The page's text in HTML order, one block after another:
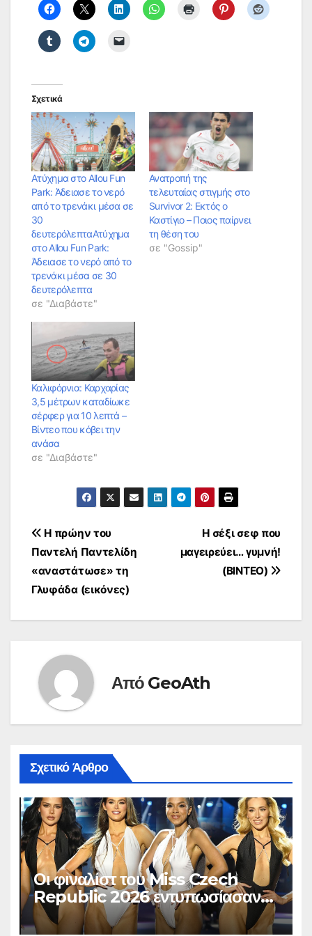
Σχετικά
Ατύχημα στο Allou Fun
Park: Άδειασε το νερό
από το τρενάκι μέσα σε
30
δευτερόλεπταΑτύχημα
στο Allou Fun Park:
Άδειασε το νερό από το
τρενάκι μέσα σε 30
δευτερόλεπτα
σε "Διαβάστε"
Ανατροπή της
τελευταίας στιγμής στο
Survivor 2: Εκτός ο
Καστίγιο – Ποιος παίρνει
τη θέση του
σε "Gossip"
Καλιφόρνια: Καρχαρίας
3,5 μέτρων καταδίωκε
σέρφερ για 10 λεπτά –
Βίντεο που κόβει την
ανάσα
σε "Διαβάστε"
Πλοήγηση
άρθρων
Η σέξι σεφ που
μαγειρεύει… γυμνή!
(ΒΙΝΤΕΟ)
Η πρώην του
Παντελή Παντελίδη
«αναστάτωσε» τη
Γλυφάδα (εικόνες)
Από GeoAth
Σχετικό Άρθρο
Οι φιναλίστ του Miss Czech
Republic 2026 εντυπωσίασαν
στο Χ